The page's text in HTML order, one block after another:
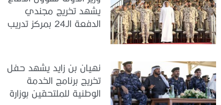
يشهد تخريج مجندي
الدفعة الـ24 بمركز تدريب
نهيان بن زايد يشهد حفل
تخريج برنامج الخدمة
الوطنية للملتحقين بوزارة